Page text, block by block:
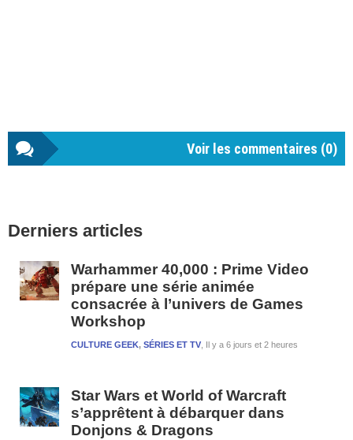
Voir les commentaires (0)
latérale
Derniers articles
Warhammer 40,000 : Prime Video
prépare une série animée
consacrée à l’univers de Games
Workshop
Il y a 6 jours et 2 heures
CULTURE GEEK, SÉRIES ET TV
Star Wars et World of Warcraft
s’apprêtent à débarquer dans
Donjons & Dragons